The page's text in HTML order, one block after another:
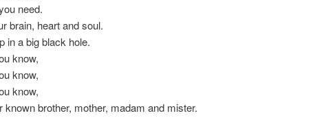
need.
brain, heart and soul.
in a big black hole.
know,
know,
know,
known brother, mother, madam and mister.